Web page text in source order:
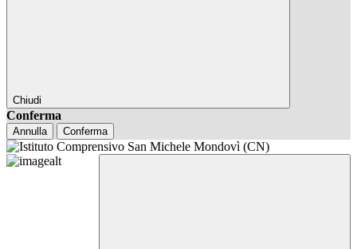
Chiudi
Conferma
Annulla Conferma